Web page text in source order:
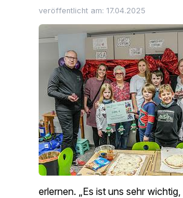
veröffentlicht am: 17.04.2025
erlernen. „Es ist uns sehr